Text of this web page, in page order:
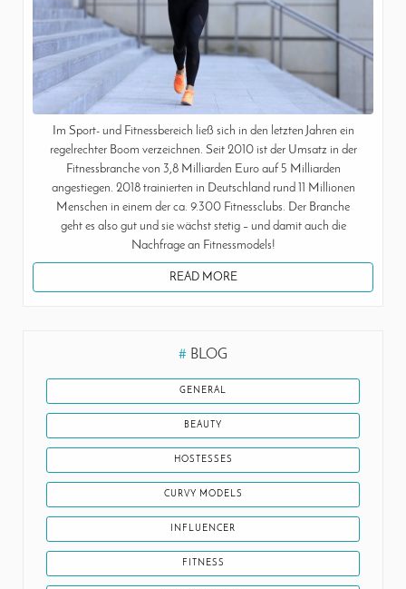
Im Sport- und Fitnessbereich ließ sich in den letzten Jahren ein
regelrechter Boom verzeichnen. Seit 2010 ist der Umsatz in der
Fitnessbranche von 3,8 Milliarden Euro auf 5 Milliarden
angestiegen. 2018 trainierten in Deutschland rund 11 Millionen
Menschen in einem der ca. 9.300 Fitnessclubs. Der Branche
geht es also gut und sie wächst stetig – und damit auch die
Nachfrage an Fitnessmodels!
READ MORE
# BLOG
GENERAL
BEAUTY
HOSTESSES
CURVY MODELS
INFLUENCER
FITNESS